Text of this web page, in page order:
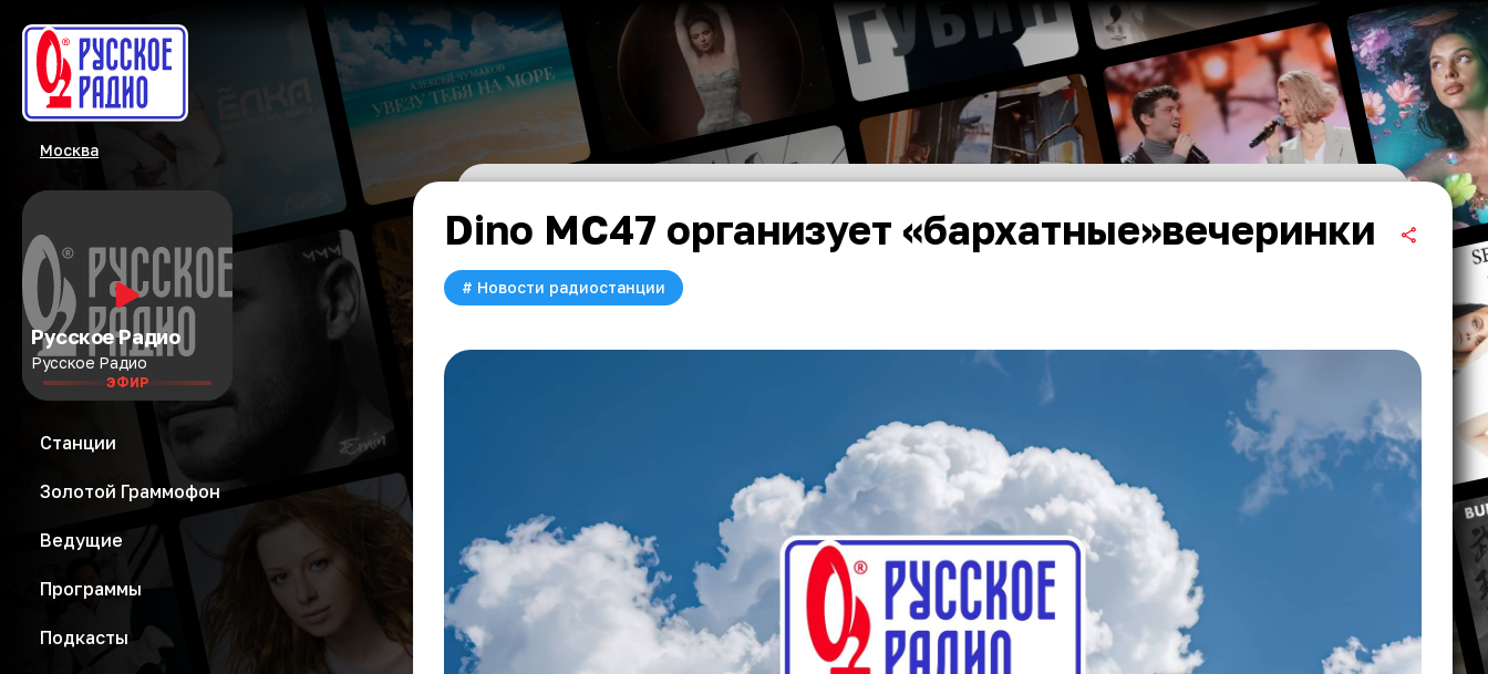
Москва
Русское Радио
Русское Радио
ЭФИР
Станции
Золотой Граммофон
Ведущие
Программы
Подкасты
Dino MC47 организует «бархатные»вечеринки
# Новости радиостанции